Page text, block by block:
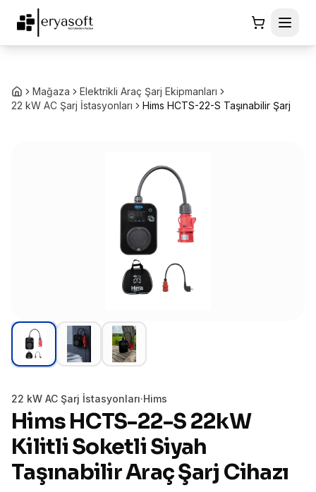
Mağaza
Elektrikli Araç Şarj Ekipmanları
22 kW AC Şarj İstasyonları
Hims HCTS-22-S Taşınabilir Şarj
22 kW AC Şarj İstasyonları·Hims
Hims HCTS-22-S 22kW
Kilitli Soketli Siyah
Taşınabilir Araç Şarj Cihazı